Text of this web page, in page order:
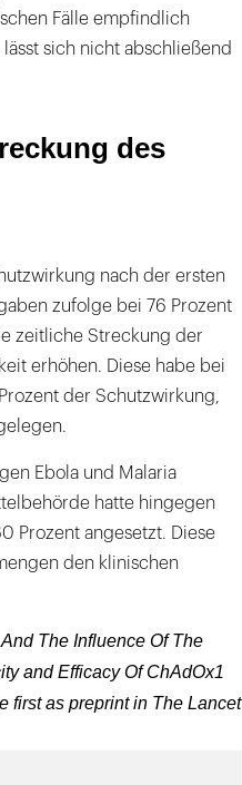
Fälle empfindlich
sich nicht abschließend
des
nach der ersten
zufolge bei 76 Prozent
zeitliche Streckung der
erhöhen. Diese habe bei
der Schutzwirkung,
Ebola und Malaria
hatte hingegen
Prozent angesetzt. Diese
den klinischen
The Influence Of The
and Efficacy Of ChAdOx1
first as preprint in The Lancet